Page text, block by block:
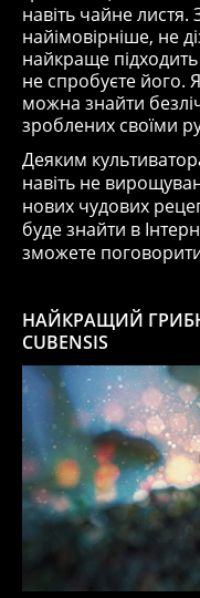
навіть чайне листя.
найімовірніше, не
найкраще
не спробуєте його.
можна знайти
зроблених своїми
Деяким
навіть не
нових чудових
буде знайти в
зможете
НАЙКРАЩИЙ
CUBENSIS